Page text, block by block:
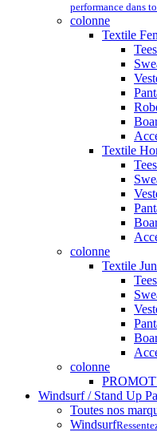
performance dans
colonne
Textile
Textile
colonne
Textile
colonne
Windsurf / Stand Up
Toutes nos
Windsurf